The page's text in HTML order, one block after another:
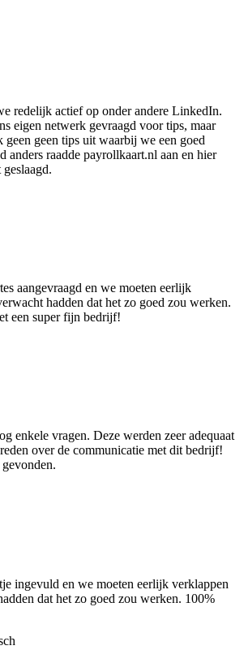
redelijk actief op onder andere LinkedIn.
eigen netwerk gevraagd voor tips, maar
geen tips uit waarbij we een goed
anders raadde payrollkaart.nl aan en hier
aangevraagd en we moeten eerlijk
hadden dat het zo goed zou werken.
een super fijn bedrijf!
enkele vragen. Deze werden zeer adequaat
over de communicatie met dit bedrijf!
ingevuld en we moeten eerlijk verklappen
dat het zo goed zou werken. 100%